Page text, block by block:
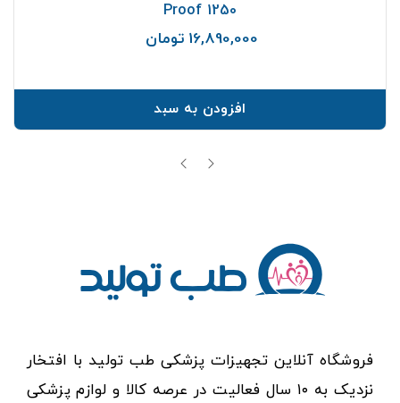
Proof 1250
16,890,000 تومان
افزودن به سبد
فروشگاه آنلاین تجهیزات پزشکی طب تولید با افتخار
نزدیک به ۱۰ سال فعالیت در عرصه کالا و لوازم پزشکی